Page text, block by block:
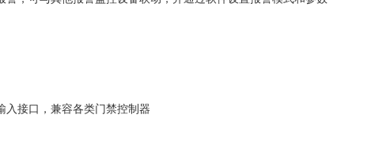
接口，兼容各类门禁控制器